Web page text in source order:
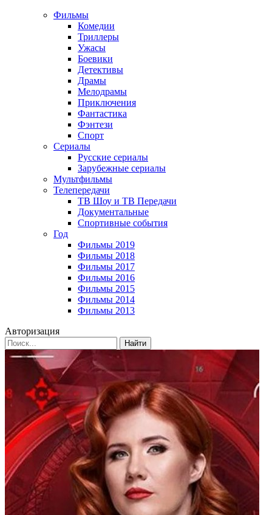
Фильмы
Комедии
Триллеры
Ужасы
Боевики
Детективы
Драмы
Мелодрамы
Приключения
Фантастика
Фэнтези
Спорт
Сериалы
Русские сериалы
Зарубежные сериалы
Мультфильмы
Телепередачи
ТВ Шоу и ТВ Передачи
Документальные
Спортивные события
Год
Фильмы 2019
Фильмы 2018
Фильмы 2017
Фильмы 2016
Фильмы 2015
Фильмы 2014
Фильмы 2013
Авторизация
Найти